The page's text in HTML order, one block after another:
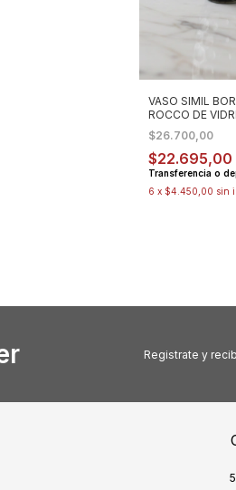
VASO SIMIL
ROCCO DE
ML X 6
$26.700,00
$22.695,00
Transferencia o
6 x $4.450,00 sin
Registrate y